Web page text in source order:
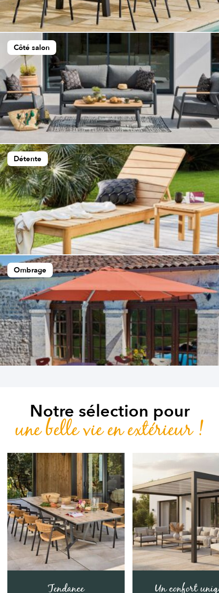
Côté salon
Détente
Ombrage
Notre sélection pour
une belle vie en extérieur !
Tendance
Un confort